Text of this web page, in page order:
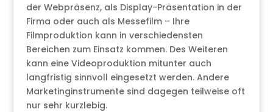
der Webpräsenz, als Display-Präsentation in der
Firma oder auch als Messefilm – Ihre
Filmproduktion kann in verschiedensten
Bereichen zum Einsatz kommen. Des Weiteren
kann eine Videoproduktion mitunter auch
langfristig sinnvoll eingesetzt werden. Andere
Marketinginstrumente sind dagegen teilweise oft
nur sehr kurzlebig.